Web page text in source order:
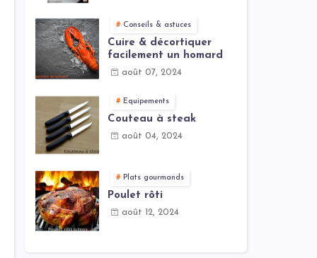
Conseils & astuces
Cuire & décortiquer
facilement un homard
août 07, 2024
Equipements
Couteau à steak
août 04, 2024
Plats gourmands
Poulet rôti
août 12, 2024